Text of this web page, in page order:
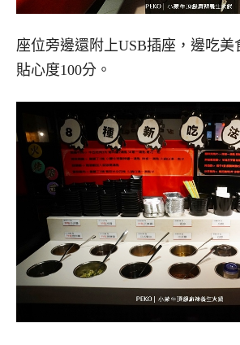
座位旁邊還附上USB插座，邊吃美
貼心度100分。